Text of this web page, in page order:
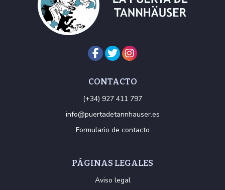
CONTACTO
(+34) 927 411 797
info@puertadetannhauser.es
Formulario de contacto
PÁGINAS LEGALES
Aviso legal